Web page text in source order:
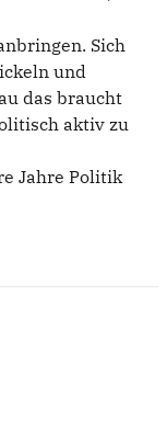
Sich
und
das braucht
aktiv zu
Jahre Politik